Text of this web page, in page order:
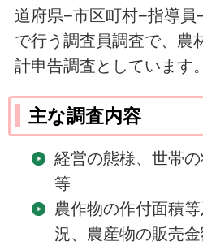
道府県−市区町村−指導員
で行う調査員調査で、農
計申告調査としています。
主な調査内容
経営の態様、世帯
等
農作物の作付面積
況、農産物の販売